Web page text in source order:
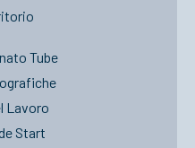
Tube
Lavoro
Start